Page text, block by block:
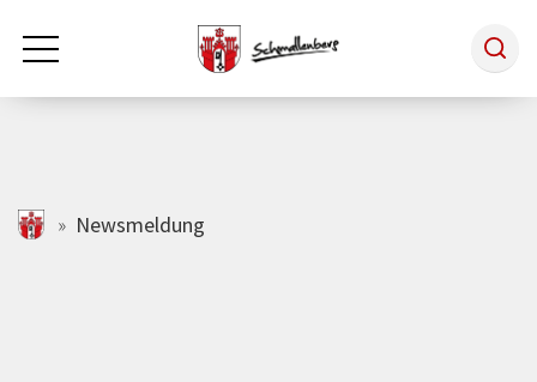
Zum Hauptinhalt springen
Rathaus & Politik
schmallenberg.de
Newsmeldung